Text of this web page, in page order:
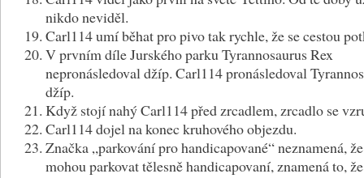
nikdo neviděl.
Carl114 umí běhat pro pivo tak rychle, že se cestou
V prvním díle Jurského parku Tyrannosaurus Rex
nepronásledoval džíp. Carl114 pronásledoval
džíp.
Když stojí nahý Carl114 před zrcadlem, zrcadlo se
Carl114 dojel na konec kruhového objezdu.
Značka „parkování pro handicapované“ neznamená,
mohou parkovat tělesně handicapovaní, znamená to,